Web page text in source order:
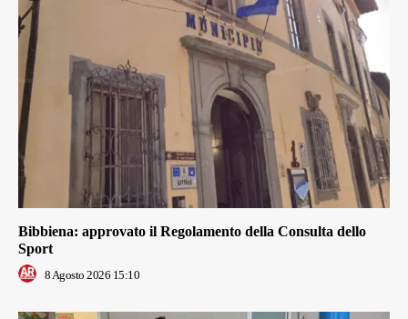
Bibbiena: approvato il Regolamento della Consulta dello
Sport
8 Agosto 2026 15:10